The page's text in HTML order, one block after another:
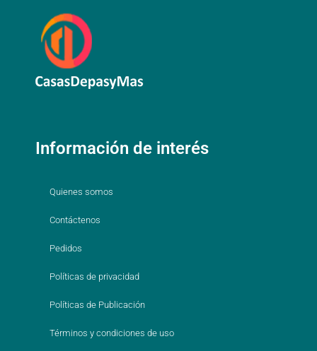
Información de interés
Quienes somos
Contáctenos
Pedidos
Políticas de privacidad
Políticas de Publicación
Términos y condiciones de uso